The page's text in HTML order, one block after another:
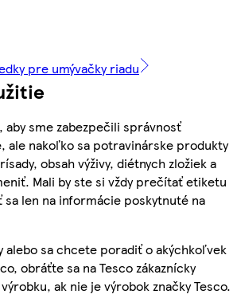
pre umývačky riadu
aby sme zabezpečili správnosť
ale nakoľko sa potravinárske produkty
obsah výživy, diétnych zložiek a
Mali by ste si vždy prečítať etiketu
len na informácie poskytnuté na
alebo sa chcete poradiť o akýchkoľvek
obráťte sa na Tesco zákaznícky
ak nie je výrobok značky Tesco.